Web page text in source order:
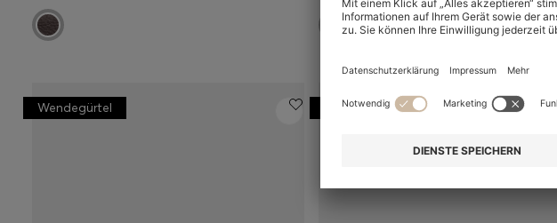
Wendegürtel Made in Italy